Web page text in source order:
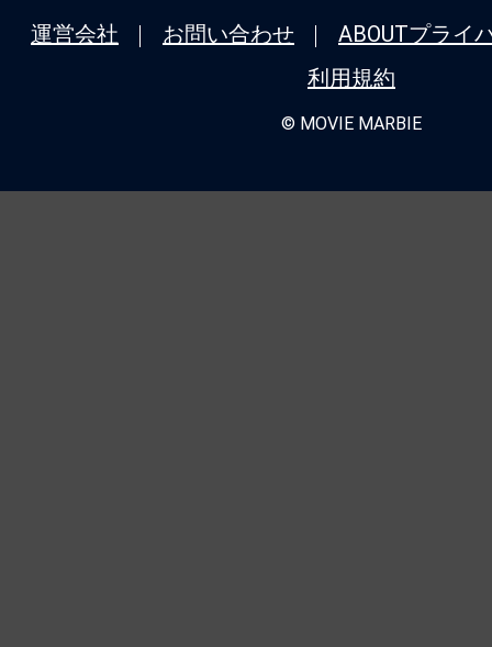
運営会社 お問い合わせ ABOUTプライ
利用規約
© MOVIE MARBIE